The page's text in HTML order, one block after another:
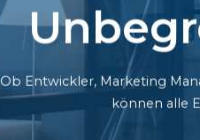
Ob Entwickler, Marketing
können alle